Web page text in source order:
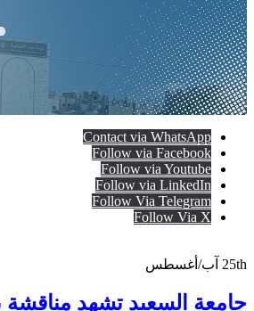
Contact via WhatsApp
Follow via Facebook
Follow via Youtube
Follow via LinkedIn
Follow Via Telegram
Follow Via X
25th آب/أغسطس
جامعة السعيد تشهد